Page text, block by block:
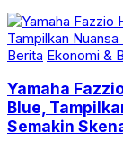
Berita Ekonomi &
Yamaha
Blue,
Semakin